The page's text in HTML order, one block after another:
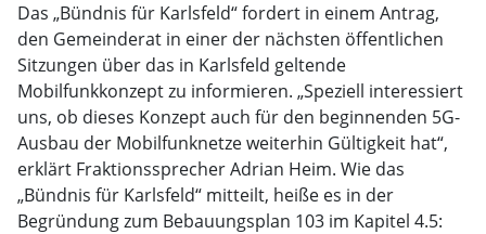
Das „Bündnis für Karlsfeld“ fordert in einem Antrag,
den Gemeinderat in einer der nächsten öffentlichen
Sitzungen über das in Karlsfeld geltende
Mobilfunkkonzept zu informieren. „Speziell interessiert
uns, ob dieses Konzept auch für den beginnenden 5G-
Ausbau der Mobilfunknetze weiterhin Gültigkeit hat“,
erklärt Fraktionssprecher Adrian Heim. Wie das
„Bündnis für Karlsfeld“ mitteilt, heiße es in der
Begründung zum Bebauungsplan 103 im Kapitel 4.5: